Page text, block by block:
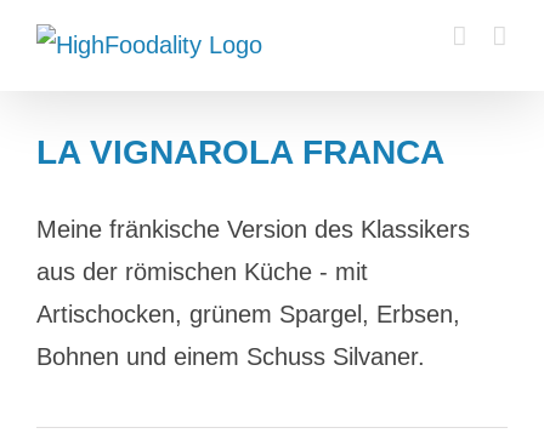
Zum
Inhalt
LA VIGNAROLA FRANCA
Meine fränkische Version des Klassikers
aus der römischen Küche - mit
Artischocken, grünem Spargel, Erbsen,
Bohnen und einem Schuss Silvaner.